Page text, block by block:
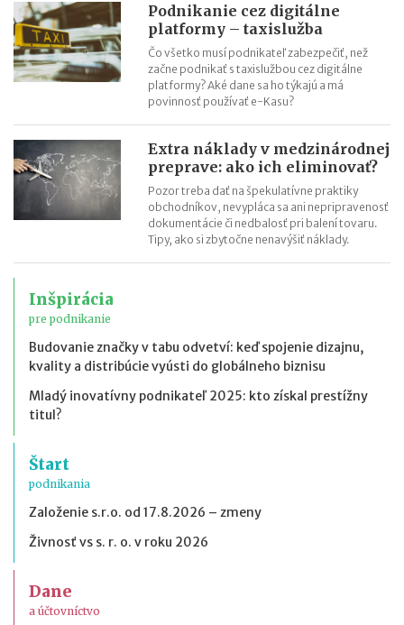
Podnikanie cez digitálne
platformy – taxislužba
Čo všetko musí podnikateľ zabezpečiť, než
začne podnikať s taxislužbou cez digitálne
platformy? Aké dane sa ho týkajú a má
povinnosť používať e-Kasu?
Extra náklady v medzinárodnej
preprave: ako ich eliminovať?
Pozor treba dať na špekulatívne praktiky
obchodníkov, nevypláca sa ani nepripravenosť
dokumentácie či nedbalosť pri balení tovaru.
Tipy, ako si zbytočne nenavýšiť náklady.
Inšpirácia
pre podnikanie
Budovanie značky v tabu odvetví: keď spojenie dizajnu,
kvality a distribúcie vyústi do globálneho biznisu
Mladý inovatívny podnikateľ 2025: kto získal prestížny
titul?
Štart
podnikania
Založenie s.r.o. od 17.8.2026 – zmeny
Živnosť vs s. r. o. v roku 2026
Dane
a účtovníctvo